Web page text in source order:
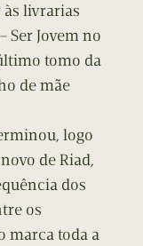
às livrarias
Ser Jovem no
tomo da
de mãe
logo
de Riad,
dos
os
marca toda a